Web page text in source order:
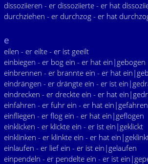
dissoziieren - er dissoziierte - er hat
durchziehen - er durchzog - er hat
e
eilen - er eilte - er ist geeilt
einbiegen - er bog ein - er hat ein|gebogen
einbrennen - er brannte ein - er hat
eindrängen - er drängte ein - er ist
eindrecken - er dreckte ein - er hat
einfahren - er fuhr ein - er hat ein|gefahren
einfliegen - er flog ein - er hat ein|geflogen
einklicken - er klickte ein - er ist ein|geklickt
einklinken - er klinkte ein - er hat
einlaufen - er lief ein - er ist ein|gelaufen
einpendeln - er pendelte ein - er ist